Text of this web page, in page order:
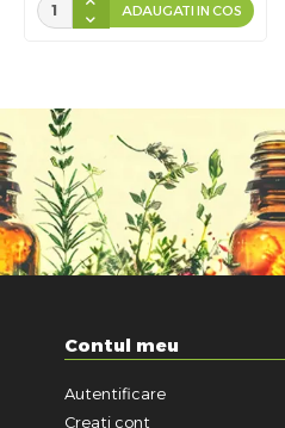
ADAUGATI IN COS
Contul meu
Autentificare
Creati cont